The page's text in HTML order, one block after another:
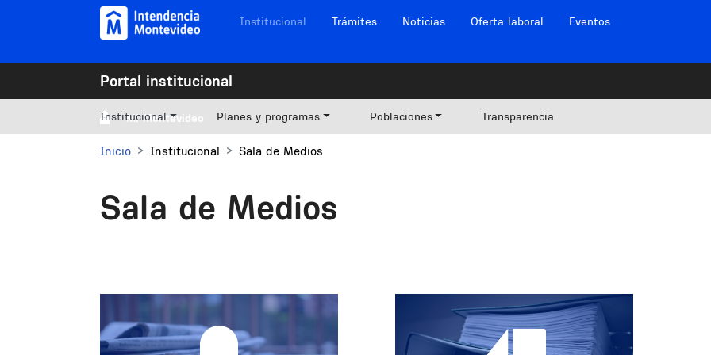
Pasar al contenido principal Navegación sitios
Institucional Trámites Noticias Oferta laboral Eventos
Portal institucional
Mi Montevideo
Institucional Planes y programas Poblaciones Transparencia
Inicio Institucional Sala de Medios
Sala de Medios